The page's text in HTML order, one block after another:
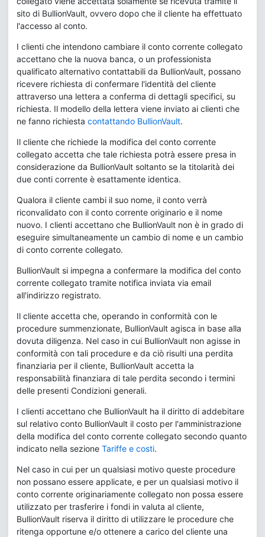
sito di BullionVault, ovvero dopo che il cliente ha effettuato
l'accesso al conto.
I clienti che intendono cambiare il conto corrente collegato
accettano che la nuova banca, o un professionista
qualificato alternativo contattabili da BullionVault, possano
ricevere richiesta di confermare l'identità del cliente
attraverso una lettera a conferma di dettagli specifici, su
richiesta. Il modello della lettera viene inviato ai clienti che
ne fanno richiesta contattando BullionVault.
Il cliente che richiede la modifica del conto corrente
collegato accetta che tale richiesta potrà essere presa in
considerazione da BullionVault soltanto se la titolarità dei
due conti corrente è esattamente identica.
Qualora il cliente cambi il suo nome, il conto verrà
riconvalidato con il conto corrente originario e il nome
nuovo. I clienti accettano che BullionVault non è in grado di
eseguire simultaneamente un cambio di nome e un cambio
di conto corrente collegato.
BullionVault si impegna a confermare la modifica del conto
corrente collegato tramite notifica inviata via email
all'indirizzo registrato.
Il cliente accetta che, operando in conformità con le
procedure summenzionate, BullionVault agisca in base alla
dovuta diligenza. Nel caso in cui BullionVault non agisse in
conformità con tali procedure e da ciò risulti una perdita
finanziaria per il cliente, BullionVault accetta la
responsabilità finanziara di tale perdita secondo i termini
delle presenti Condizioni generali.
I clienti accettano che BullionVault ha il diritto di addebitare
sul relativo conto BullionVault il costo per l'amministrazione
della modifica del conto corrente collegato secondo quanto
indicato nella sezione Tariffe e costi.
Nel caso in cui per un qualsiasi motivo queste procedure
non possano essere applicate, e per un qualsiasi motivo il
conto corrente originariamente collegato non possa essere
utilizzato per trasferire i fondi in valuta al cliente,
BullionVault riserva il diritto di utilizzare le procedure che
ritenga opportune e/o ottenere a carico del cliente una